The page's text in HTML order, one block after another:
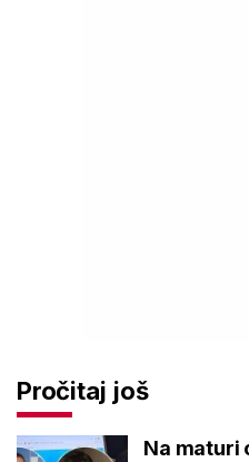
Pročitaj još
Na maturi